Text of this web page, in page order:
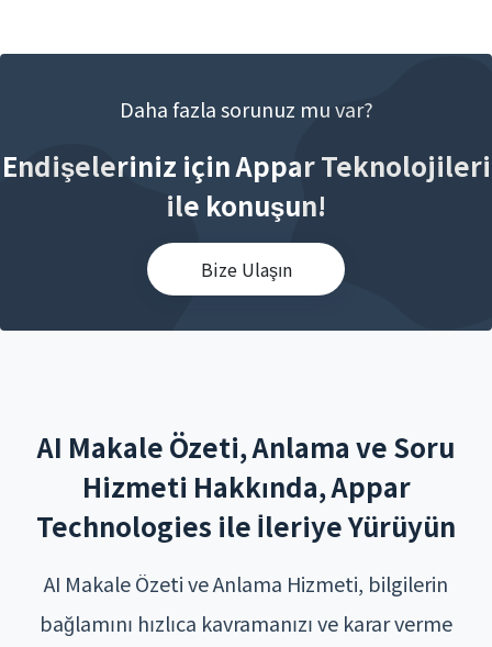
Daha fazla sorunuz mu var?
Endişeleriniz için Appar Teknolojileri
ile konuşun!
Bize Ulaşın
AI Makale Özeti, Anlama ve Soru
Hizmeti Hakkında, Appar
Technologies ile İleriye Yürüyün
AI Makale Özeti ve Anlama Hizmeti, bilgilerin
bağlamını hızlıca kavramanızı ve karar verme